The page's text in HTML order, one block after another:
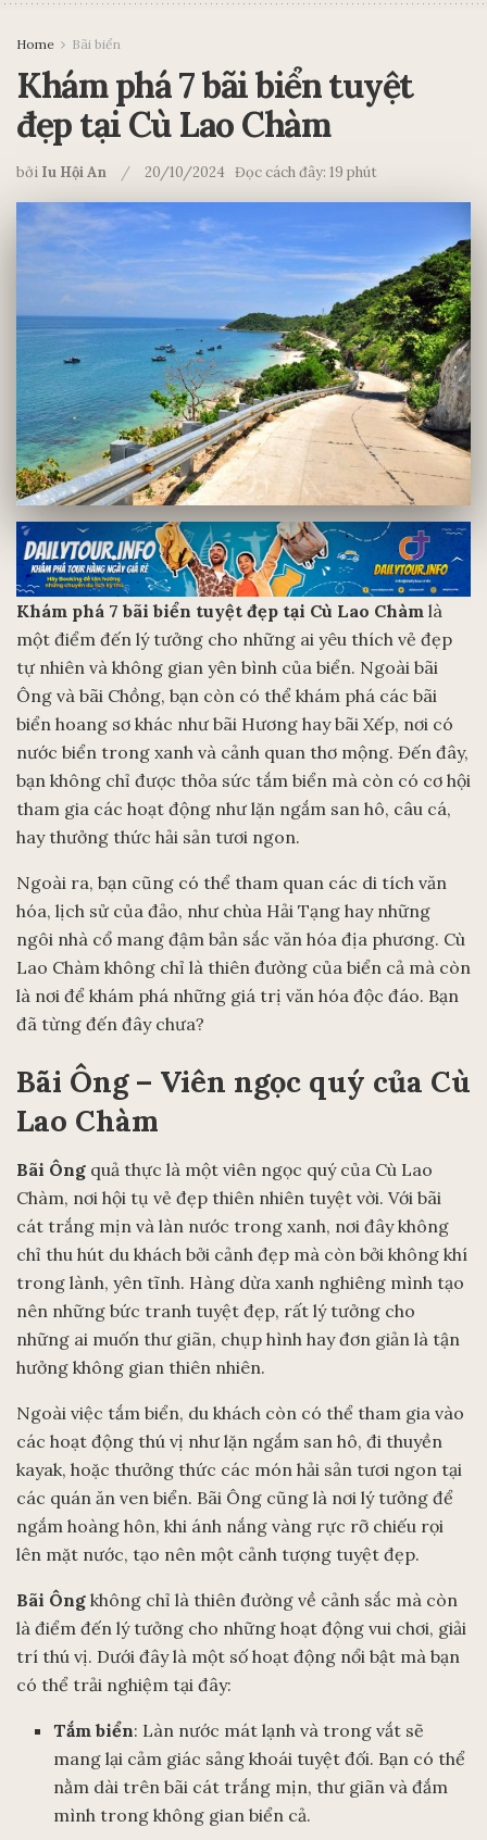
Home Bãi biển
Khám phá 7 bãi biển tuyệt
đẹp tại Cù Lao Chàm
bởi Iu Hội An 20/10/2024 Đọc cách đây: 19 phút
Khám phá 7 bãi biển tuyệt đẹp tại Cù Lao Chàm là
một điểm đến lý tưởng cho những ai yêu thích vẻ đẹp
tự nhiên và không gian yên bình của biển. Ngoài bãi
Ông và bãi Chồng, bạn còn có thể khám phá các bãi
biển hoang sơ khác như bãi Hương hay bãi Xếp, nơi có
nước biển trong xanh và cảnh quan thơ mộng. Đến đây,
bạn không chỉ được thỏa sức tắm biển mà còn có cơ hội
tham gia các hoạt động như lặn ngắm san hô, câu cá,
hay thưởng thức hải sản tươi ngon.
Ngoài ra, bạn cũng có thể tham quan các di tích văn
hóa, lịch sử của đảo, như chùa Hải Tạng hay những
ngôi nhà cổ mang đậm bản sắc văn hóa địa phương. Cù
Lao Chàm không chỉ là thiên đường của biển cả mà còn
là nơi để khám phá những giá trị văn hóa độc đáo. Bạn
đã từng đến đây chưa?
Bãi Ông – Viên ngọc quý của Cù
Lao Chàm
Bãi Ông quả thực là một viên ngọc quý của Cù Lao
Chàm, nơi hội tụ vẻ đẹp thiên nhiên tuyệt vời. Với bãi
cát trắng mịn và làn nước trong xanh, nơi đây không
chỉ thu hút du khách bởi cảnh đẹp mà còn bởi không khí
trong lành, yên tĩnh. Hàng dừa xanh nghiêng mình tạo
nên những bức tranh tuyệt đẹp, rất lý tưởng cho
những ai muốn thư giãn, chụp hình hay đơn giản là tận
hưởng không gian thiên nhiên.
Ngoài việc tắm biển, du khách còn có thể tham gia vào
các hoạt động thú vị như lặn ngắm san hô, đi thuyền
kayak, hoặc thưởng thức các món hải sản tươi ngon tại
các quán ăn ven biển. Bãi Ông cũng là nơi lý tưởng để
ngắm hoàng hôn, khi ánh nắng vàng rực rỡ chiếu rọi
lên mặt nước, tạo nên một cảnh tượng tuyệt đẹp.
Bãi Ông không chỉ là thiên đường về cảnh sắc mà còn
là điểm đến lý tưởng cho những hoạt động vui chơi, giải
trí thú vị. Dưới đây là một số hoạt động nổi bật mà bạn
có thể trải nghiệm tại đây:
Tắm biển: Làn nước mát lạnh và trong vắt sẽ
mang lại cảm giác sảng khoái tuyệt đối. Bạn có thể
nằm dài trên bãi cát trắng mịn, thư giãn và đắm
mình trong không gian biển cả.